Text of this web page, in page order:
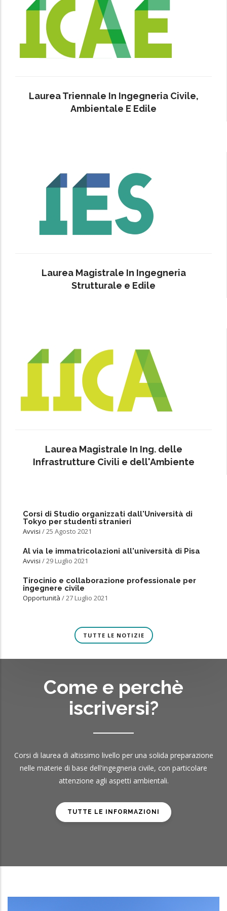
Laurea Triennale In Ingegneria Civile,
Ambientale E Edile
Laurea Magistrale In Ingegneria
Strutturale e Edile
Laurea Magistrale In Ing. delle
Infrastrutture Civili e dell'Ambiente
Corsi di Studio organizzati dall'Università di
Tokyo per studenti stranieri
Avvisi /25 Agosto 2021
Al via le immatricolazioni all'università di Pisa
Avvisi /29 Luglio 2021
Tirocinio e collaborazione professionale per
ingegnere civile
Opportunità /27 Luglio 2021
TUTTE LE NOTIZIE
Come e perchè
iscriversi?
Corsi di laurea di altissimo livello per una solida preparazione
nelle materie di base dell'ingegneria civile, con particolare
attenzione agli aspetti ambientali.
TUTTE LE INFORMAZIONI